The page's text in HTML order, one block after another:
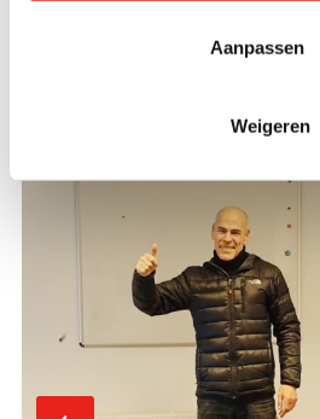
Aanpassen
Weigeren
'Er zijn mensen om me